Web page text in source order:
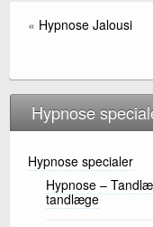
o
« Hypnose Jalousi
Hypnose
Hypnose specialer
Hypnose –
tandlæge